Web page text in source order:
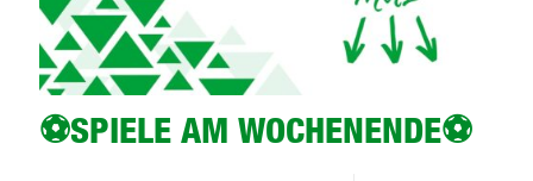
⚽️SPIELE AM WOCHENENDE⚽️